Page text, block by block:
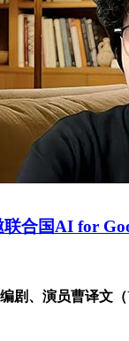
联合国AI for
剧、演员曹译文